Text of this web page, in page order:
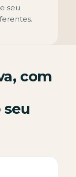
seu
com